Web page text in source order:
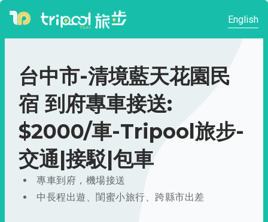
English
台中市-清境藍天花園民
宿 到府專車接送:
$2000/車-Tripool旅步-
交通|接駁|包車
專車到府，機場接送
中長程出遊、閨蜜小旅行、跨縣市出差